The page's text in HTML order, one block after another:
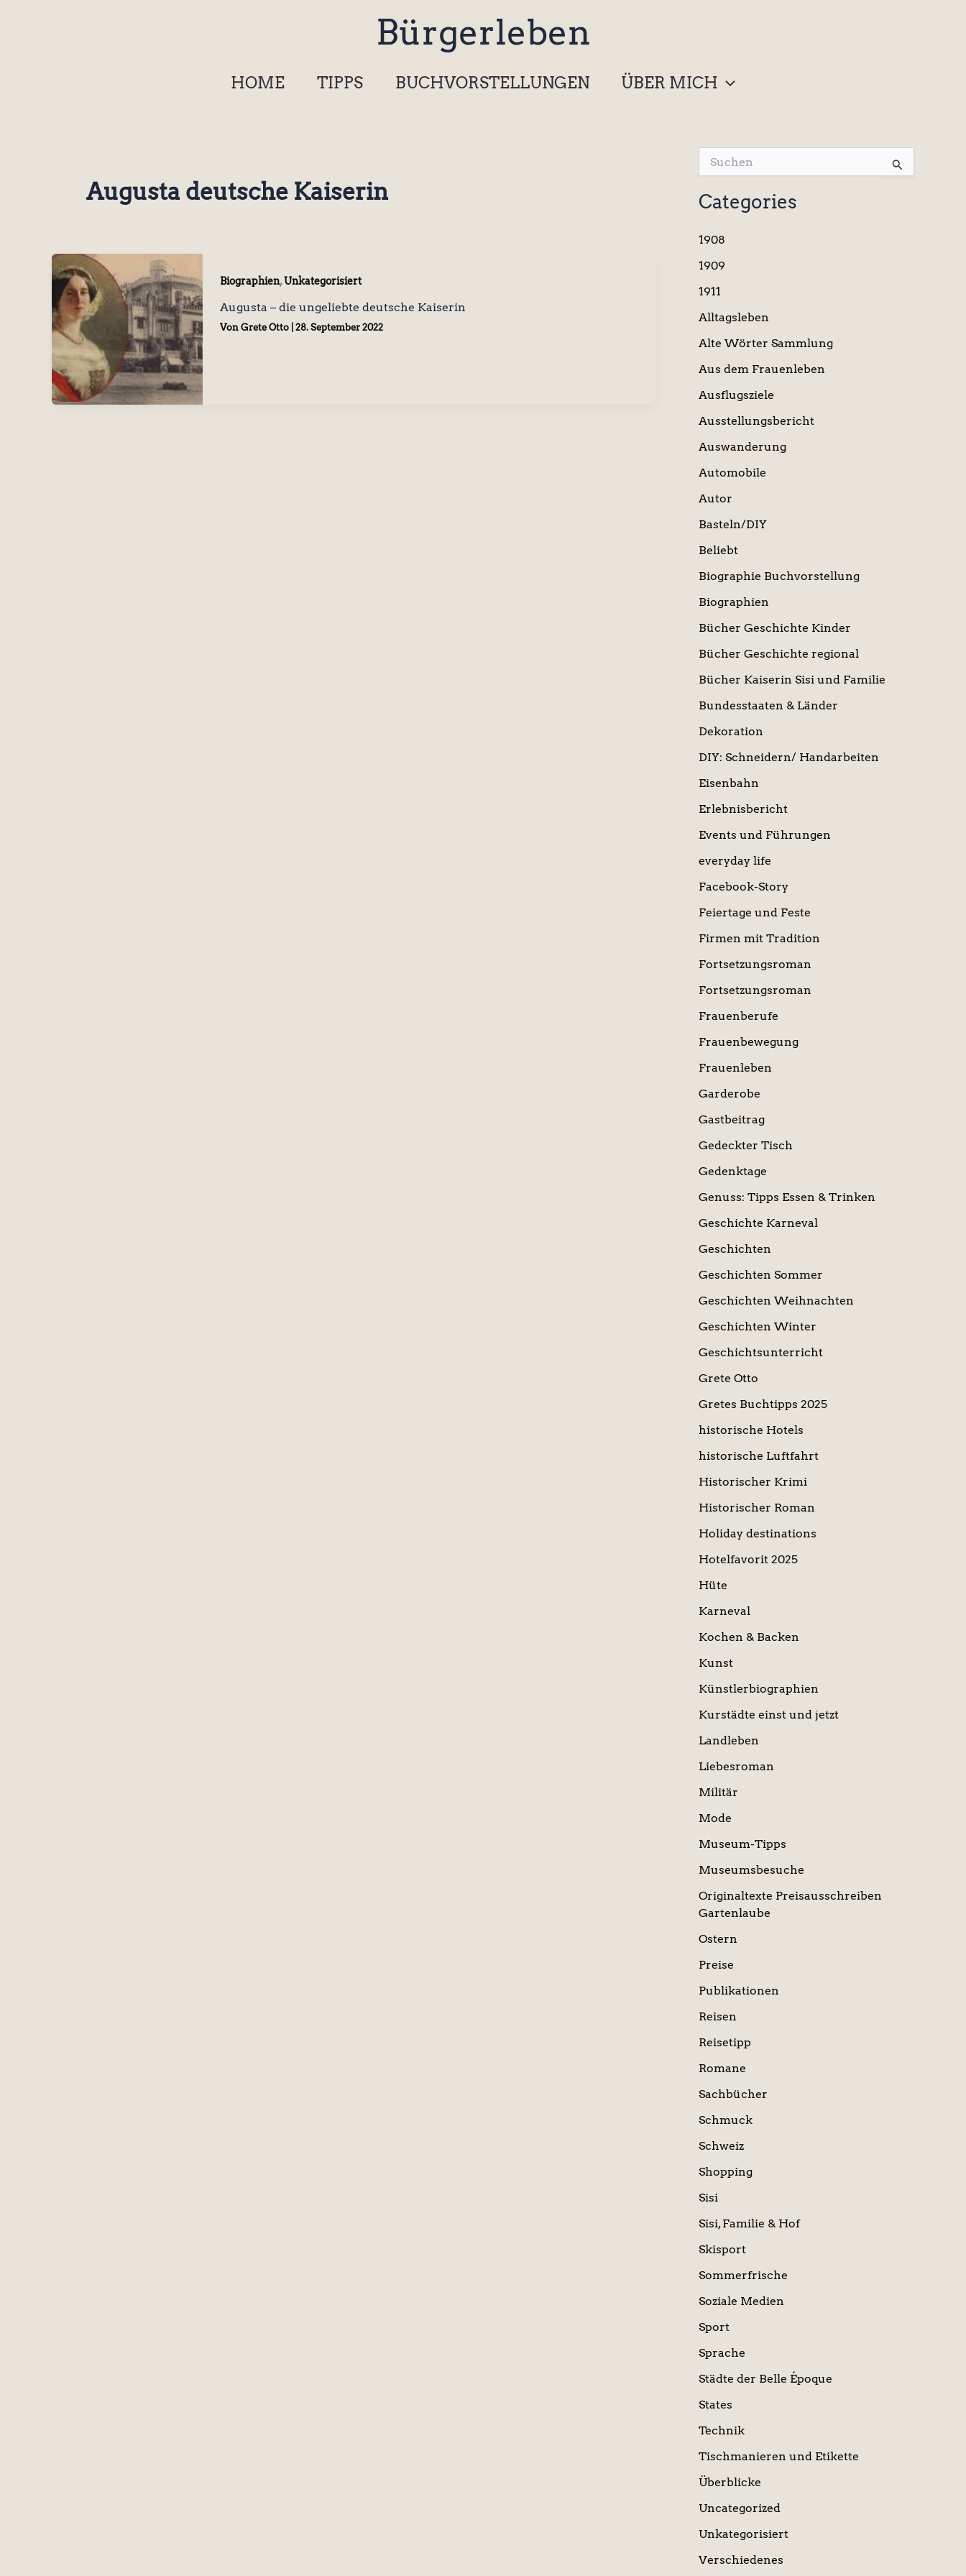
Bürgerleben
HOME TIPPS BUCHVORSTELLUNGEN ÜBER MICH
Augusta deutsche Kaiserin
Biographien,Unkategorisiert
Augusta – die ungeliebte deutsche Kaiserin
Von Grete Otto 28. September 2022
u
c
h
n
a
h
Categories
1908
1909
1911
Alltagsleben
Alte Wörter Sammlung
Aus dem Frauenleben
Ausflugsziele
Ausstellungsbericht
Auswanderung
Automobile
Autor
Basteln/DIY
Beliebt
Biographie Buchvorstellung
Biographien
Bücher Geschichte Kinder
Bücher Geschichte regional
Bücher Kaiserin Sisi und Familie
Bundesstaaten & Länder
Dekoration
DIY: Schneidern/ Handarbeiten
Eisenbahn
Erlebnisbericht
Events und Führungen
everyday life
Facebook-Story
Feiertage und Feste
Firmen mit Tradition
Fortsetzungsroman
Fortsetzungsroman
Frauenberufe
Frauenbewegung
Frauenleben
Garderobe
Gastbeitrag
Gedeckter Tisch
Gedenktage
Genuss: Tipps Essen & Trinken
Geschichte Karneval
Geschichten
Geschichten Sommer
Geschichten Weihnachten
Geschichten Winter
Geschichtsunterricht
Grete Otto
Gretes Buchtipps 2025
historische Hotels
historische Luftfahrt
Historischer Krimi
Historischer Roman
Holiday destinations
Hotelfavorit 2025
Hüte
Karneval
Kochen & Backen
Kunst
Künstlerbiographien
Kurstädte einst und jetzt
Landleben
Liebesroman
Militär
Mode
Museum-Tipps
Museumsbesuche
Originaltexte Preisausschreiben
Gartenlaube
Ostern
Preise
Publikationen
Reisen
Reisetipp
Romane
Sachbücher
Schmuck
Schweiz
Shopping
Sisi
Sisi, Familie & Hof
Skisport
Sommerfrische
Soziale Medien
Sport
Sprache
Städte der Belle Époque
States
Technik
Tischmanieren und Etikette
Überblicke
Uncategorized
Unkategorisiert
Verschiedenes